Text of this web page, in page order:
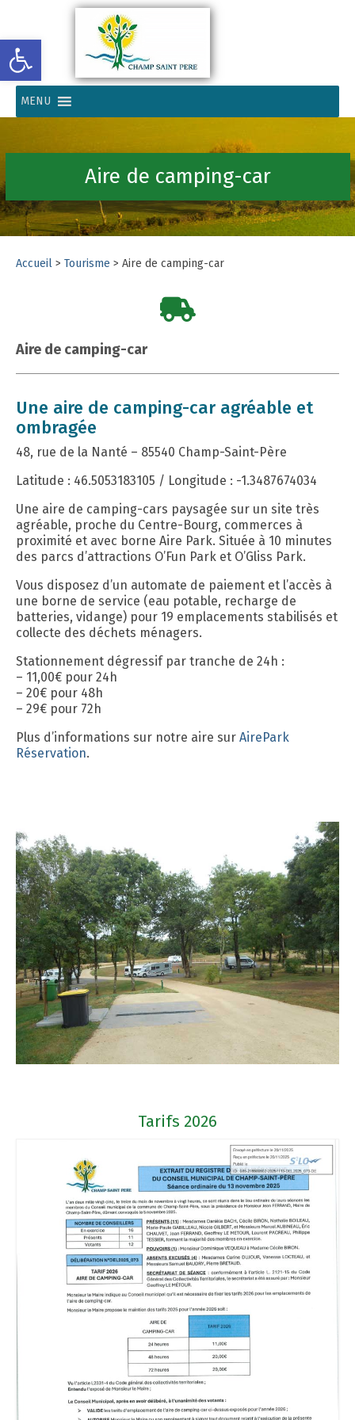
Ouvrir la barre d’outils
MENU
Aire de camping-car
Accueil > Tourisme > Aire de camping-car
Aire de camping-car
Une aire de camping-car agréable et
ombragée
48, rue de la Nanté – 85540 Champ-Saint-Père
Latitude : 46.5053183105 / Longitude : -1.3487674034
Une aire de camping-cars paysagée sur un site très
agréable, proche du Centre-Bourg, commerces à
proximité et avec borne Aire Park. Située à 10 minutes
des parcs d’attractions O’Fun Park et O’Gliss Park.
Vous disposez d’un automate de paiement et l’accès à
une borne de service (eau potable, recharge de
batteries, vidange) pour 19 emplacements stabilisés et
collecte des déchets ménagers.
Stationnement dégressif par tranche de 24h :
– 11,00€ pour 24h
– 20€ pour 48h
– 29€ pour 72h
Plus d’informations sur notre aire sur AirePark
Réservation.
Tarifs 2026